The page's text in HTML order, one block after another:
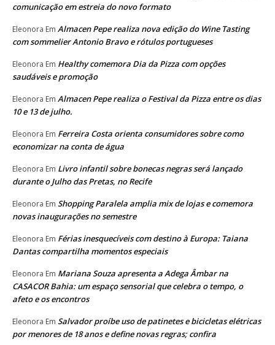
comunicação em estreia do novo formato
Eleonora Em Almacen Pepe realiza nova edição do Wine Tasting
com sommelier Antonio Bravo e rótulos portugueses
Eleonora Em Healthy comemora Dia da Pizza com opções
saudáveis e promoção
Eleonora Em Almacen Pepe realiza o Festival da Pizza entre os dias
10 e 13 de julho.
Eleonora Em Ferreira Costa orienta consumidores sobre como
economizar na conta de água
Eleonora Em Livro infantil sobre bonecas negras será lançado
durante o Julho das Pretas, no Recife
Eleonora Em Shopping Paralela amplia mix de lojas e comemora
novas inaugurações no semestre
Eleonora Em Férias inesquecíveis com destino à Europa: Taiana
Dantas compartilha momentos especiais
Eleonora Em Mariana Souza apresenta a Adega Âmbar na
CASACOR Bahia: um espaço sensorial que celebra o tempo, o
afeto e os encontros
Eleonora Em Salvador proíbe uso de patinetes e bicicletas elétricas
por menores de 18 anos e define novas regras; confira